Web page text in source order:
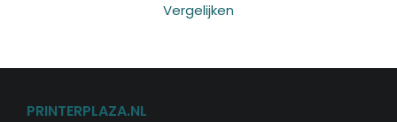
Vergelijken
PRINTERPLAZA.NL